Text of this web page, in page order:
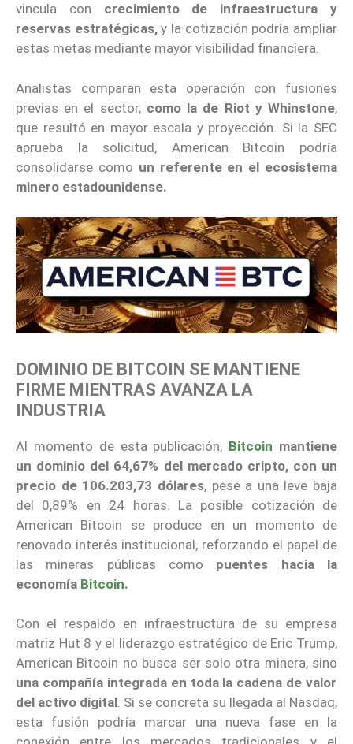
vincula con crecimiento de infraestructura y
reservas estratégicas,y la cotización podría ampliar
estas metas mediante mayor visibilidad financiera.
Analistas comparan esta operación con fusiones
previas en el sector, como la de Riot y Whinstone,
que resultó en mayor escala y proyección. Si la SEC
aprueba la solicitud, American Bitcoin podría
consolidarse como un referente en el ecosistema
minero estadounidense.
DOMINIO DE BITCOIN SE MANTIENE
FIRME MIENTRAS AVANZA LA
INDUSTRIA
Al momento de esta publicación, Bitcoin mantiene
un dominio del 64,67% del mercado cripto, con un
precio de 106.203,73 dólares, pese a una leve baja
del 0,89% en 24 horas. La posible cotización de
American Bitcoin se produce en un momento de
renovado interés institucional, reforzando el papel de
las mineras públicas como puentes hacia la
economía Bitcoin.
Con el respaldo en infraestructura de su empresa
matriz Hut 8 y el liderazgo estratégico de Eric Trump,
American Bitcoin no busca ser solo otra minera, sino
una compañía integrada en toda la cadena de valor
del activo digital. Si se concreta su llegada al Nasdaq,
esta fusión podría marcar una nueva fase en la